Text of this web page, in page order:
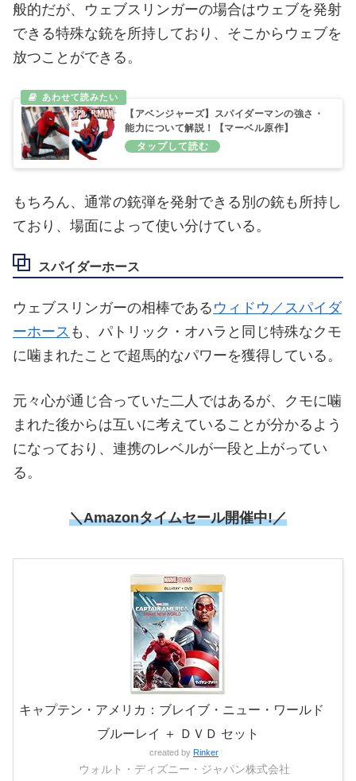
般的だが、ウェブスリンガーの場合はウェブを発射
できる特殊な銃を所持しており、そこからウェブを
放つことができる。
【アベンジャーズ】スパイダーマンの強さ・
能力について解説！【マーベル原作】
もちろん、通常の銃弾を発射できる別の銃も所持し
ており、場面によって使い分けている。
スパイダーホース
ウェブスリンガーの相棒である ウィドウ／スパイダ
ーホース も、パトリック・オハラと同じ特殊なクモ
に噛まれたことで超馬的なパワーを獲得している。
元々心が通じ合っていた二人ではあるが、クモに噛
まれた後からは互いに考えていることが分かるよう
になっており、連携のレベルが一段と上がってい
る。
＼Amazonタイムセール開催中!／
キャプテン・アメリカ：ブレイブ・ニュー・ワールド
ブルーレイ ＋ ＤＶＤ セット
created by Rinker
ウォルト・ディズニー・ジャパン株式会社